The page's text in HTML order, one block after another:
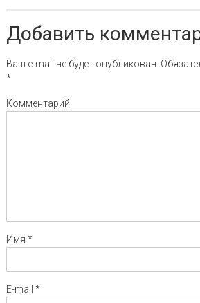
Добавить
Ваш e-mail не будет опубликован.
*
Комментарий
Имя *
E-mail *